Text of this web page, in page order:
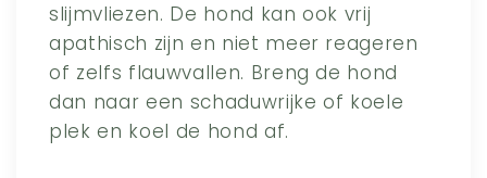
slijmvliezen. De hond kan ook vrij
apathisch zijn en niet meer reageren
of zelfs flauwvallen. Breng de hond
dan naar een schaduwrijke of koele
plek en koel de hond af.